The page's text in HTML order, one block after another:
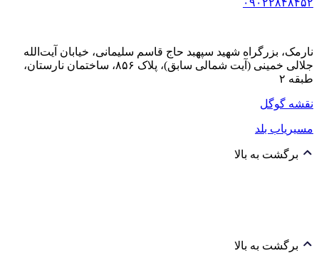
۰۹۰۲۲۸۴۸۴۵۲
نارمک، بزرگراه شهید سپهبد حاج قاسم سلیمانی، خیابان آیت‌الله
جلالی خمینی (آیت شمالی سابق)، پلاک ۸۵۶، ساختمان نارستان،
طبقه ۲
نقشه گوگل
مسیریاب بلد
برگشت به بالا
برگشت به بالا